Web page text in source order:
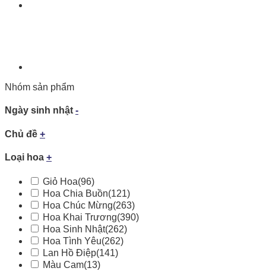
Nhóm sản phẩm
Ngày sinh nhật -
Chủ đề +
Loại hoa +
Giỏ Hoa(96)
Hoa Chia Buồn(121)
Hoa Chúc Mừng(263)
Hoa Khai Trương(390)
Hoa Sinh Nhật(262)
Hoa Tình Yêu(262)
Lan Hồ Điệp(141)
Màu Cam(13)